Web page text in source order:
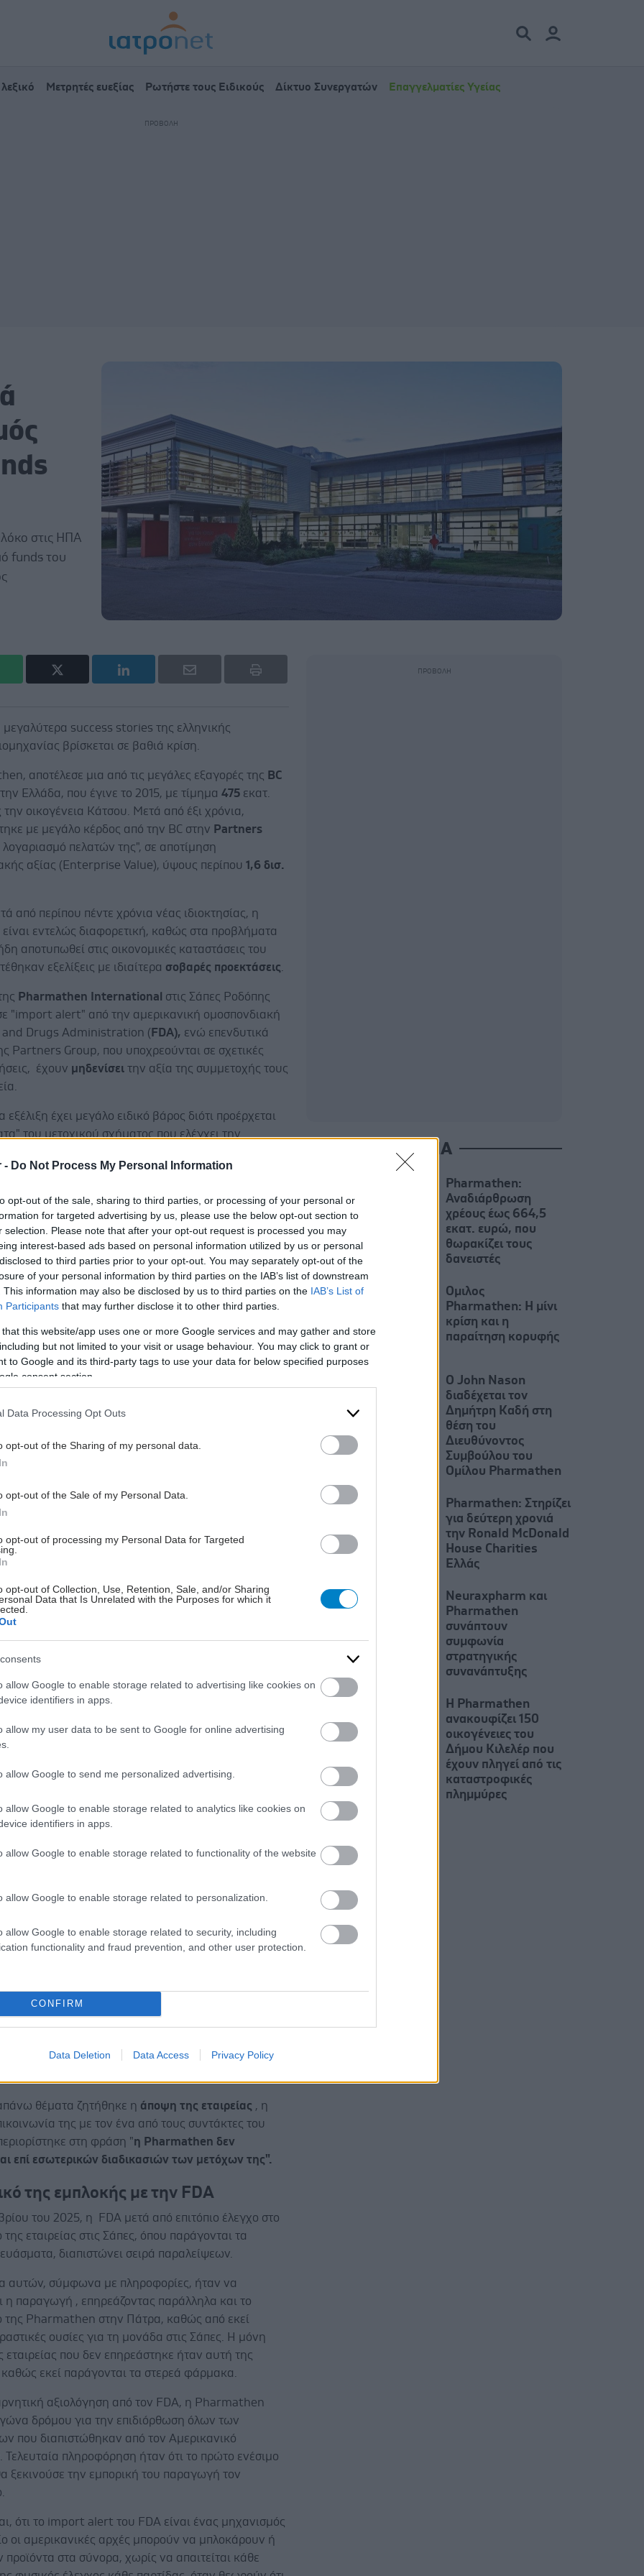
- Do Not Process My Personal Information
opt-out of the sale, sharing to third parties, or processing of your personal or
for targeted advertising by us, please use the below opt-out section to
selection. Please note that after your opt-out request is processed you may
interest-based ads based on personal information utilized by us or personal
to third parties prior to your opt-out. You may separately opt-out of the
of your personal information by third parties on the IAB’s list of downstream
This information may also be disclosed by us to third parties on the IAB’s List of
Participants that may further disclose it to other third parties.
that this website/app uses one or more Google services and may gather and store
but not limited to your visit or usage behaviour. You may click to grant or
to Google and its third-party tags to use your data for below specified purposes
consent section.
Data Processing Opt Outs
opt-out of the Sharing of my personal data.
opt-out of the Sale of my Personal Data.
opt-out of processing my Personal Data for Targeted
opt-out of Collection, Use, Retention, Sale, and/or Sharing
Data that Is Unrelated with the Purposes for which it
allow Google to enable storage related to advertising like cookies on
identifiers in apps.
allow my user data to be sent to Google for online advertising
allow Google to send me personalized advertising.
allow Google to enable storage related to analytics like cookies on
identifiers in apps.
allow Google to enable storage related to functionality of the website
allow Google to enable storage related to personalization.
allow Google to enable storage related to security, including
functionality and fraud prevention, and other user protection.
CONFIRM
Data Deletion Data Access Privacy Policy
λεξικό Μετρητές ευεξίας Ρωτήστε τους Ειδικούς Δίκτυο Συνεργατών Επαγγελματίες Υγείας
στις ΗΠΑ
funds του
success stories της ελληνικής
βρίσκεται σε βαθιά κρίση.
αποτέλεσε μια από τις μεγάλες εξαγορές της BC
Ελλάδα, που έγινε το 2015, με τίμημα475 εκατ.
οικογένεια Κάτσου. Μετά από έξι χρόνια,
με μεγάλο κέρδος από την BC στην Partners
λογαριασμό πελατών της", σε αποτίμηση
αξίας (Enterprise Value), ύψους περίπου1,6 δισ.
από περίπου πέντε χρόνια νέας ιδιοκτησίας, η
εντελώς διαφορετική, καθώς στα προβλήματα
αποτυπωθεί στις οικονομικές καταστάσεις του
εξελίξεις με ιδιαίτερα σοβαρές προεκτάσεις
Pharmathen International στις Σάπες Ροδόπης
σε "import alert" από την αμερικανική ομοσπονδιακή
and Drugs Administration ( FDA), ενώ επενδυτικά
Partners Group, που υποχρεούνται σε σχετικές
έχουν μηδενίσειτην αξία της συμμετοχής τους
εξέλιξη έχει μεγάλο ειδικό βάρος διότι προέρχεται
του μετοχικού σχήματος που ελέγχει την
Groupμέσω της Pharmathen Midco 2 Sarl, ενώ
.
τηνανακοίνωση της Partners Group Private
, η Pharmathen τέθηκε σε FDA import alert, γεγονός
επικαιροποιημένο outlook, το fund εκτιμά ότι η
αξία της εταιρείας
είναι απίθανο να επαρκεί για
του υφιστάμενου χρέους. Ως αποτέλεσμα, μηδένισε
Global Value SICAV για τον Απρίλιο του 2026
Pharmathen αναφέρεται ως επένδυση που
από το FDA import alert, με αποτέλεσμα η αξία της
να μηδενιστεί, καθώς η επιχειρηματική αξία δεν
είναι βαρύνουσα. Δεν σημαίνει ότι έχει ήδη
δανειστές. Σημαίνει όμως ότι, με βάση τις
οχημάτων της πλευράς του ελέγχοντος μετόχου, το
δηλαδή οι κοινές μετοχές της εταιρείας.
σε μηδενική αξία.
ανάμεσα στους οποίους περιλαμβάνονται ο
όπως και ελληνικές και ξένες τράπεζες,
η Goldman Sachsκαι το επίσης πολύ γνωστό
ελληνικές τραπεζικές πηγές, από τα δύο αυτά
για την εταιρεία
, παρά τις δυσκολίες που σήμερα
εταιρείες.
ότι πέρα από το μεγάλο αρχικό τίμημα και τις
που μεσολάβησαν, περί τον Νοέμβριο του 2025 η
έγινε προκειμένου να αντιμετωπιστούν τα
που είχαν προκύψει νωρίτερα και είχε έγκαιρα
ήδη από τον Ιούλιο του 2025.
θέματα ζητήθηκε η άποψη της εταιρείας , η
της με τον ένα από τους συντάκτες του
στη φράση "η Pharmathen δεν
επί εσωτερικών διαδικασιών των μετόχων της".
της εμπλοκής με την FDA
του 2025, η FDA μετά από επιτόπιο έλεγχο στο
της εταιρείας στις Σάπες, όπου παράγονται τα
διαπιστώνει σειρά παραλείψεων.
αυτών, σύμφωνα με πληροφορίες, ήταν να
η παραγωγή , επηρεάζοντας παράλληλα και το
της Pharmathen στην Πάτρα, καθώς από εκεί
ουσίες για τη μονάδα στις Σάπες. Η μόνη
εταιρείας που δεν επηρεάστηκε ήταν αυτή της
εκεί παράγονται τα στερεά φάρμακα.
αξιολόγηση από τον FDA, η Pharmathen
δρόμου για την επιδιόρθωση όλων των
που διαπιστώθηκαν από τον Αμερικανικό
Τελευταία πληροφόρηση ήταν ότι το πρώτο ενέσιμο
ξεκινούσε την εμπορική του παραγωγή τον
ότι το import alert του FDA είναι ένας μηχανισμός
οι αμερικανικές αρχές μπορούν να μπλοκάρουν ή
προϊόντα στα σύνορα, χωρίς να απαιτείται κάθε
ΔΙΑΒΑΣΤΕ ΑΚΟΜΑ
Pharmathen:
Αναδιάρθρωση
χρέους έως 664,5
εκατ. ευρώ, που
θωρακίζει τους
δανειστές
Ομιλος
Pharmathen: Η μίνι
κρίση και η
παραίτηση κορυφής
Ο John Nason
διαδέχεται τον
Δημήτρη Καδή στη
θέση του
Διευθύνοντος
Συμβούλου του
Ομίλου Pharmathen
Pharmathen: Στηρίζει
για δεύτερη χρονιά
την Ronald McDonald
House Charities
Ελλάς
Neuraxpharm και
Pharmathen
συνάπτουν
συμφωνία
στρατηγικής
συνανάπτυξης
Η Pharmathen
ανακουφίζει 150
οικογένειες του
Δήμου Κιλελέρ που
έχουν πληγεί από τις
καταστροφικές
πλημμύρες